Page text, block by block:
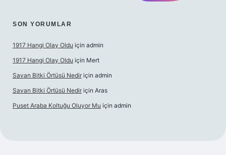
SON YORUMLAR
1917 Hangi Olay Oldu için admin
1917 Hangi Olay Oldu için Mert
Savan Bitki Örtüsü Nedir için admin
Savan Bitki Örtüsü Nedir için Aras
Puset Araba Koltuğu Oluyor Mu için admin